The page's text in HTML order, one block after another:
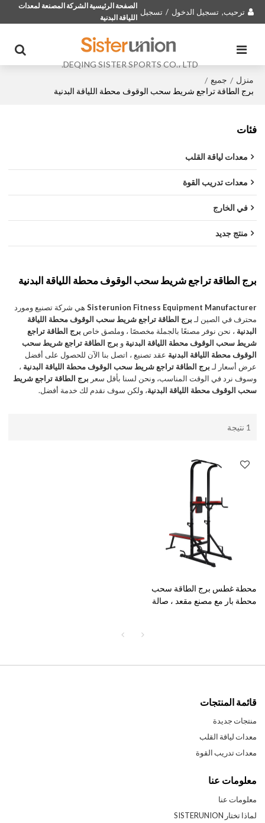
ترحيب, تسجيل الدخول / تسجيل
الصفحة الرئيسية الشركة المصنعة لمعدات
اللياقة البدنية
DEQING SISTER SPORTS CO.، LTD.
منزل / جميع /
برج الطاقة تراجع شريط سحب الوقوف محطة اللياقة البدنية
فئات
معدات لياقة القلب
معدات تدريب القوة
في الخارج
منتج جديد
برج الطاقة تراجع شريط سحب الوقوف محطة اللياقة البدنية
Sisterunion Fitness Equipment Manufacturer هي شركة تصنيع ومورد
محترف في الصين لـ برج الطاقة تراجع شريط سحب الوقوف محطة اللياقة
البدنية ، نحن نوفر مصنعًا بالجملة مخصصًا ، وملصق خاص برج الطاقة تراجع
شريط سحب الوقوف محطة اللياقة البدنية و برج الطاقة تراجع شريط سحب
الوقوف محطة اللياقة البدنية عقد تصنيع ، اتصل بنا الآن للحصول على أفضل
عرض أسعار لـ برج الطاقة تراجع شريط سحب الوقوف محطة اللياقة البدنية ،
وسوف نرد في الوقت المناسب، ونحن لسنا بأقل سعر برج الطاقة تراجع شريط
سحب الوقوف محطة اللياقة البدنية، ولكن سوف نقدم لك خدمة أفضل.
1 نتيجة
محطة غطس برج الطاقة سحب
محطة بار مع مصنع مقعد ، صالة
قائمة المنتجات
منتجات جديدة
معدات لياقة القلب
معدات تدريب القوة
معلومات عنا
معلومات عنا
لماذا تختار SISTERUNION